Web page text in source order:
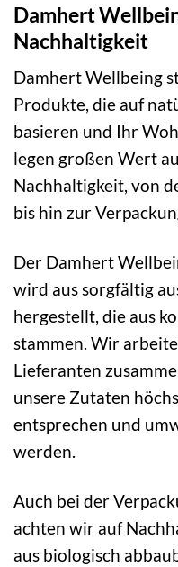
Damhert
Nachhaltigkeit
Damhert Wellbeing
Produkte, die auf
basieren und Ihr
legen großen Wert
Nachhaltigkeit, von
bis hin zur
Der Damhert
wird aus sorgfältig
hergestellt, die aus
stammen. Wir
Lieferanten
unsere Zutaten
entsprechen und
werden.
Auch bei der
achten wir auf
aus biologisch